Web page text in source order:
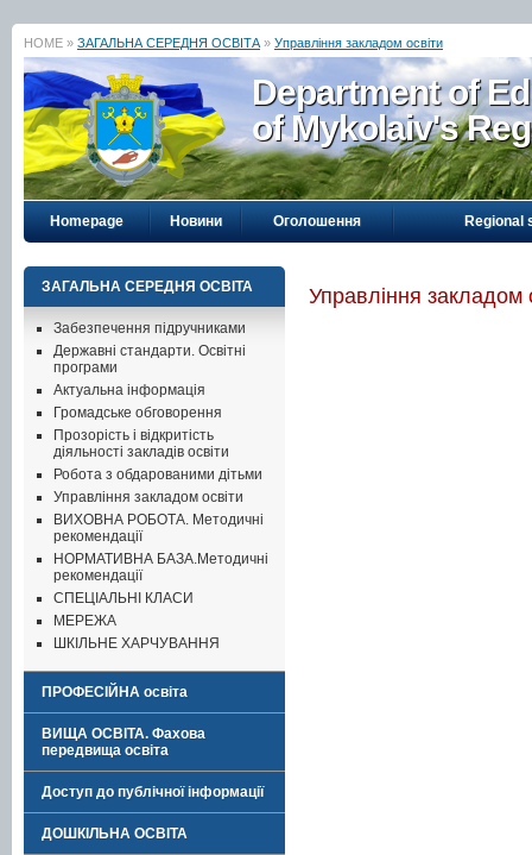
HOME » ЗАГАЛЬНА СЕРЕДНЯ ОСВІТА » Управління закладом освіти
Department of
of Mykolaiv's
Homepage Новини Оголошення Regional
ЗАГАЛЬНА СЕРЕДНЯ ОСВІТА
Забезпечення підручниками
Державні стандарти. Освітні
програми
Актуальна інформація
Громадське обговорення
Прозорість і відкритість
діяльності закладів освіти
Робота з обдарованими дітьми
Управління закладом освіти
ВИХОВНА РОБОТА. Методичні
рекомендації
НОРМАТИВНА БАЗА.Методичні
рекомендації
СПЕЦІАЛЬНІ КЛАСИ
МЕРЕЖА
ШКІЛЬНЕ ХАРЧУВАННЯ
ПРОФЕСІЙНА освіта
ВИЩА ОСВІТА. Фахова
передвища освіта
Доступ до публічної інформації
ДОШКІЛЬНА ОСВІТА
Управління закладом